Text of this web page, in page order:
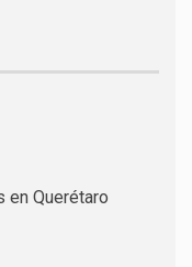
en Querétaro